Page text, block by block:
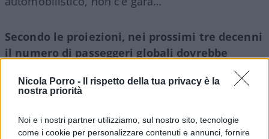
Nicola Porro -
Il rispetto della tua privacy è la
nostra priorità
Noi e i nostri partner utilizziamo, sul nostro sito, tecnologie
come i cookie per personalizzare contenuti e annunci, fornire
Secondo le proiezioni, nei prossimi tre decenni
il numero di passeggeri globali dovrebbe
raggiungere i 17,7 miliardi nel 2043 e i 22,3
miliardi nel 2053, quasi 2,4 volte il volume